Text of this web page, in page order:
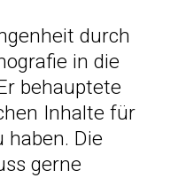
durch
in die
behauptete
Inhalte für
haben. Die
gerne